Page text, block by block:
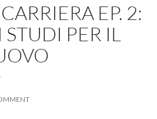
EP. 2:
PER IL